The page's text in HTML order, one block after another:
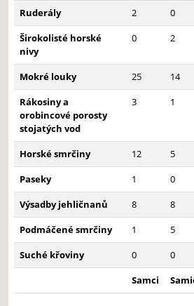
Ruderály
2 0
Širokolisté horské
nivy
0 2
Mokré louky 25 14
Rákosiny a
orobincové porosty
stojatých vod
3 1
Horské smrčiny 12 5
Paseky
1 0
Výsadby jehličnanů
8 8
Podmáčené smrčiny
1 5
Suché křoviny
0 0
Samci